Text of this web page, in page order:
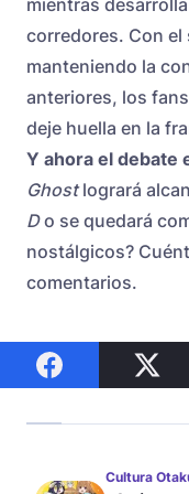
corredores. Con
manteniendo la
anteriores, los
deje huella en la
Y ahora el debate
Ghostlogrará
Do se quedará
nostálgicos?
comentarios.
Cultura